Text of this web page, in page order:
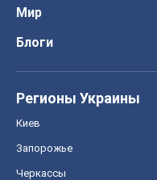
Мир
Блоги
Регионы Украины
Киев
Запорожье
Черкассы